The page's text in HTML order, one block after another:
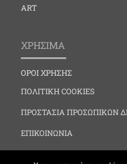
ART
ΧΡΗΣΙΜΑ
ΟΡΟΙ ΧΡΗΣΗΣ
ΠΟΛΙΤΙΚΗ COOKIES
ΠΡΟΣΤΑΣΙΑ ΠΡΟΣΩΠΙΚΩΝ
ΕΠΙΚΟΙΝΩΝΙΑ